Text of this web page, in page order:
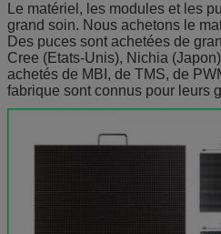
Le matériel, les modules et les
grand soin. Nous achetons le
Des puces sont achetées de
Cree (Etats-Unis), Nichia
achetés de MBI, de TMS, de
fabrique sont connus pour leurs